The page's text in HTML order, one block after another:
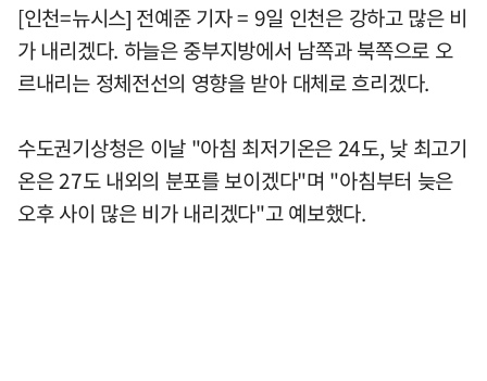
[인천=뉴시스] 전예준 기자 = 9일 인천은 강하고 많은 비
가 내리겠다. 하늘은 중부지방에서 남쪽과 북쪽으로 오
르내리는 정체전선의 영향을 받아 대체로 흐리겠다.
수도권기상청은 이날 "아침 최저기온은 24도, 낮 최고기
온은 27도 내외의 분포를 보이겠다"며 "아침부터 늦은
오후 사이 많은 비가 내리겠다"고 예보했다.